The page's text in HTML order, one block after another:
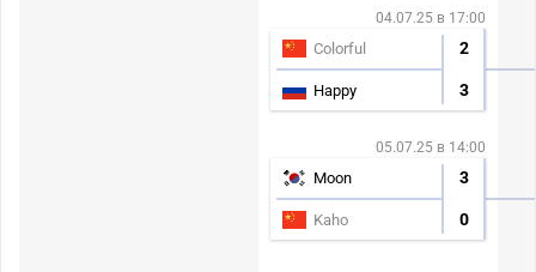
04.07.25 в 17:00
Colorful 2
Happy 3
05.07.25 в 14:00
Moon 3
Kaho 0